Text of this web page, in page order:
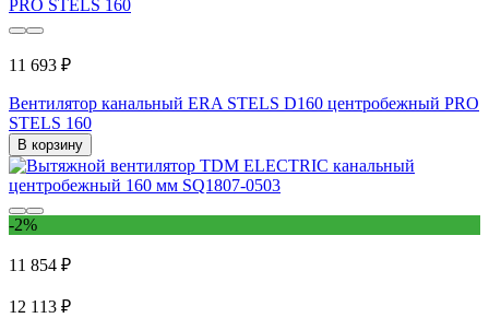
11 693 ₽
Вентилятор канальный ERA STELS D160 центробежный PRO
STELS 160
В корзину
-2%
11 854 ₽
12 113 ₽